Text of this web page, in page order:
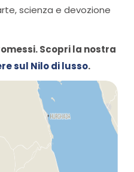
scienza e devozione
Scopri la nostra
sul Nilo di lusso.